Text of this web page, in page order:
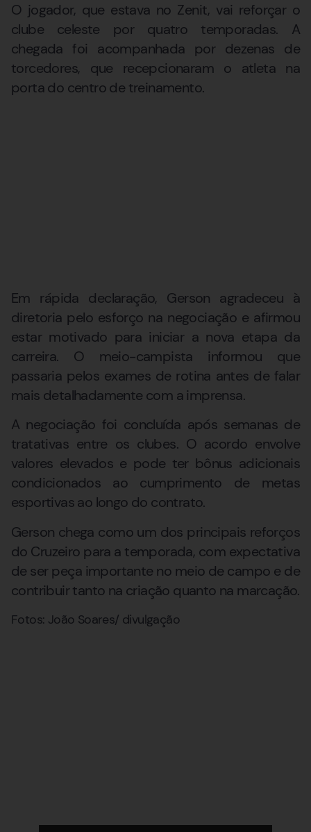
O jogador, que estava no Zenit, vai reforçar o
clube celeste por quatro temporadas. A
chegada foi acompanhada por dezenas de
torcedores, que recepcionaram o atleta na
porta do centro de treinamento.
Em rápida declaração, Gerson agradeceu à
diretoria pelo esforço na negociação e afirmou
estar motivado para iniciar a nova etapa da
carreira. O meio-campista informou que
passaria pelos exames de rotina antes de falar
mais detalhadamente com a imprensa.
A negociação foi concluída após semanas de
tratativas entre os clubes. O acordo envolve
valores elevados e pode ter bônus adicionais
condicionados ao cumprimento de metas
esportivas ao longo do contrato.
Gerson chega como um dos principais reforços
do Cruzeiro para a temporada, com expectativa
de ser peça importante no meio de campo e de
contribuir tanto na criação quanto na marcação.
Fotos: João Soares/ divulgação